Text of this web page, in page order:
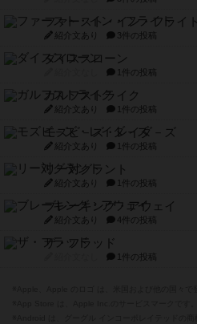
ファースト・イン・フライト
紹介文あり 3件の投稿
ダイススローン
1件の投稿
ガルフストライク
紹介文あり 1件の投稿
モズビ－ズ・レイダ－ズ
紹介文あり 1件の投稿
リー対グラント
紹介文あり 1件の投稿
ブレーキング・アウェイ
紹介文あり 4件の投稿
ザ・フラッド
1件の投稿